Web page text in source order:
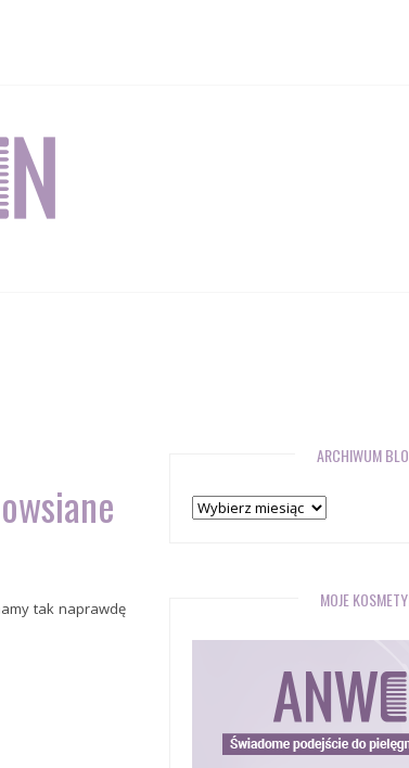
tak naprawdę
ARCHIWUM
Archiwum
MOJE